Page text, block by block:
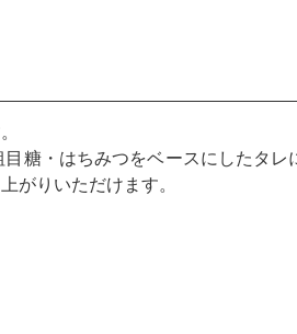
糖・はちみつをベースにしたタレ
がりいただけます。